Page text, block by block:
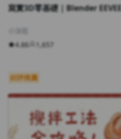
寫實3D零基礎｜Blender EEVEE
小深藍
4.86
1,657
好評推薦